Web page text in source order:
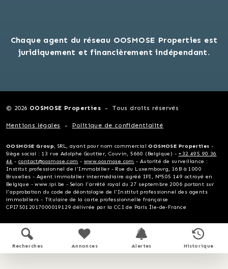
Chaque agent du réseau OOSMOSE Properties est
juridiquement et financièrement indépendant.
© 2026 OOSMOSE Properties Tous droits réservés
Mentions légales Politique de confidentialité
OOSMOSE Group, SRL, ayant pour nom commercialOOSMOSE Properties -
Siège social : 13 rue Adolphe Gouttier, Couvin, 5660 (Belgique) - +32 495 90 36
44 -contact@oosmose.com - www.oosmose.com - Autorité de surveillance :
Institut professionnel de l'Immobilier - Rue du Luxembourg, 16B à 1000
Bruxelles - Agent immobilier intermédiaire agréé IPI, N°505 149 octroyé en
Belgique - www.ipi.be - Selon l'arrêté royal du 27 septembre 2006 portant sur
l'approbation du code de déontologie de l'Institut professionnel des agents
immobiliers - Titulaire de la carte professionnelle française
CPI75012017000019129 délivrée par la CCI de Paris Île-de-France
Recherches Annonces Alertes Historique